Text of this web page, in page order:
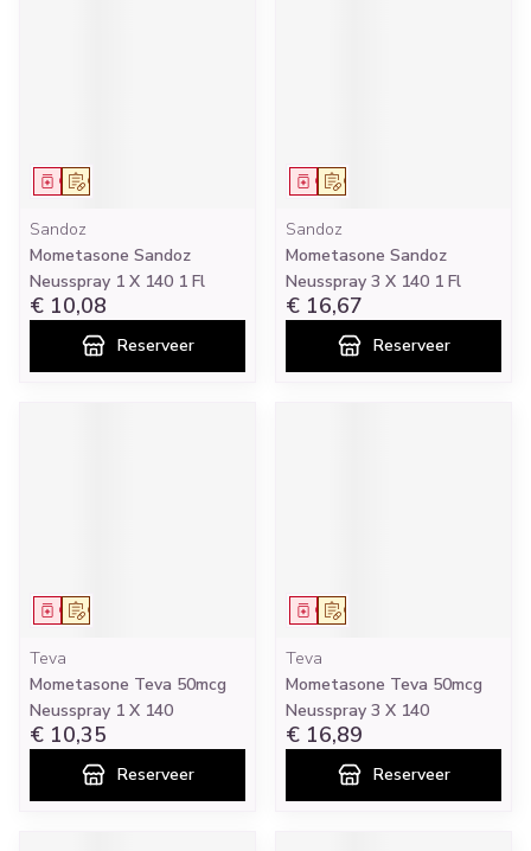
Op voorschrift
Geneesmiddel
Sandoz
Mometasone Sandoz
Neusspray 1 X 140 1 Fl
€ 10,08
Reserveer
Op voorschrift
Geneesmiddel
Sandoz
Mometasone Sandoz
Neusspray 3 X 140 1 Fl
€ 16,67
Reserveer
Op voorschrift
Geneesmiddel
Teva
Mometasone Teva 50mcg
Neusspray 1 X 140
€ 10,35
Reserveer
Op voorschrift
Geneesmiddel
Teva
Mometasone Teva 50mcg
Neusspray 3 X 140
€ 16,89
Reserveer